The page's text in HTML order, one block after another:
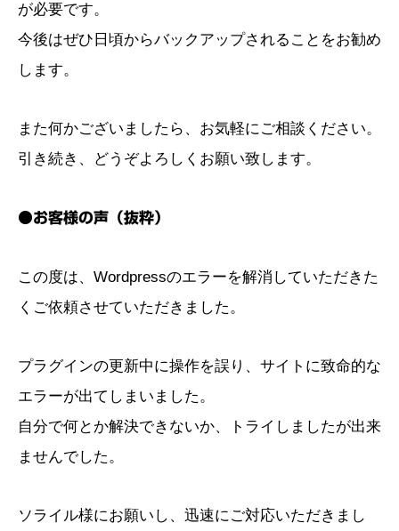
が必要です。
今後はぜひ日頃からバックアップされることをお勧め
します。
また何かございましたら、お気軽にご相談ください。
引き続き、どうぞよろしくお願い致します。
●お客様の声（抜粋）
この度は、Wordpressのエラーを解消していただきた
くご依頼させていただきました。
プラグインの更新中に操作を誤り、サイトに致命的な
エラーが出てしまいました。
自分で何とか解決できないか、トライしましたが出来
ませんでした。
ソライル様にお願いし、迅速にご対応いただきまし